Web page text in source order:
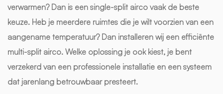
verwarmen? Dan is een single-split airco vaak de beste
keuze. Heb je meerdere ruimtes die je wilt voorzien van een
aangename temperatuur? Dan installeren wij een efficiënte
multi-split airco. Welke oplossing je ook kiest, je bent
verzekerd van een professionele installatie en een systeem
dat jarenlang betrouwbaar presteert.